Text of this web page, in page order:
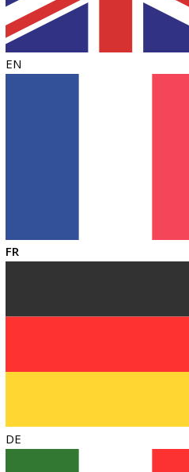
EN
FR
DE